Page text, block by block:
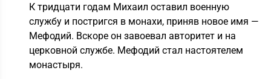
К тридцати годам Михаил оставил военную
службу и постригся в монахи, приняв новое имя —
Мефодий. Вскоре он завоевал авторитет и на
церковной службе. Мефодий стал настоятелем
монастыря.